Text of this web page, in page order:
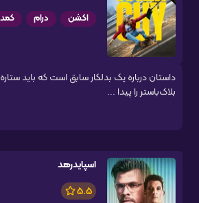
اکشن درام
داستان درباره یک بدلکار سابق است که باید
بلاک‌باستر را پیدا ...
اسپایدرهد
5.5